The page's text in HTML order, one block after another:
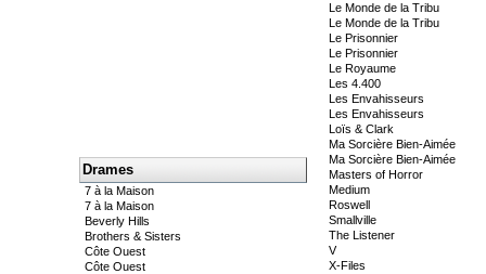
Drames
7 à la Maison
7 à la Maison
Beverly Hills
Brothers & Sisters
Côte Ouest
Côte Ouest
Le Monde de la Tribu
Le Monde de la Tribu
Le Prisonnier
Le Prisonnier
Le Royaume
Les 4.400
Les Envahisseurs
Les Envahisseurs
Loïs & Clark
Ma Sorcière Bien-Aimée
Ma Sorcière Bien-Aimée
Masters of Horror
Medium
Roswell
Smallville
The Listener
V
X-Files